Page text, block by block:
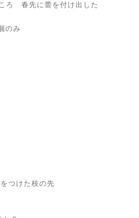
ろ 春先に蕾を付け出した
のみ
つけた枝の先